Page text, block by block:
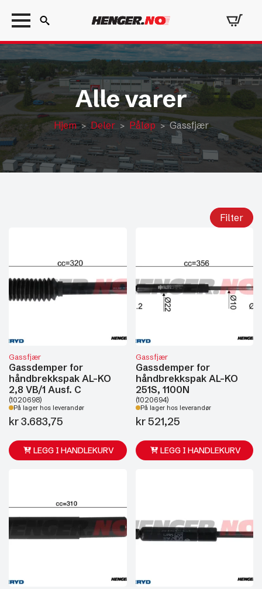
Search
for:
Alle varer
Hjem Deler Påløp Gassfjær
Filter
Gassfjær
Gassdemper for
håndbrekkspak AL-KO
2,8 VB/1 Ausf. C
(1020698)
På lager hos leverandør
kr3.683,75
LEGG I HANDLEKURV
Gassfjær
Gassdemper for
håndbrekkspak AL-KO
251S, 1100N
(1020694)
På lager hos leverandør
kr521,25
LEGG I HANDLEKURV